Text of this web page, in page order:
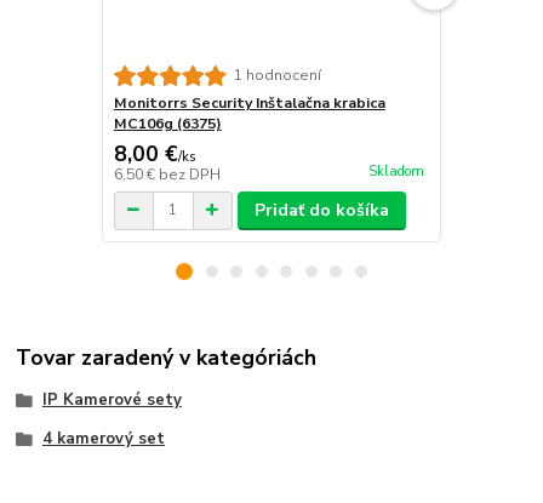
Monitorrs Security Inštalačna krabica
MC106g (6375)
8,00 €/ks
6,50 € bez DPH Skladom
1 hodnocení
Pridať do košíka
Tovar zaradený v kategóriách
IP Kamerové sety
4 kamerový set